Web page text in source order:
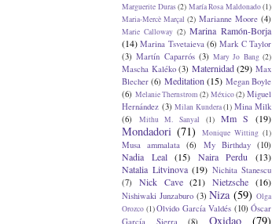
Marguerite Duras(2) María Rosa Maldonado(1)
Maria-Mercè Marçal (2) Marianne Moore (4)
Marie Calloway (2) Marina Ramón-Borja
(14) Marina Tsvetaieva (6) Mark C Taylor
(3) Martín Caparrós (3) Mary Jo Bang (2)
Mascha Kaléko (3) Maternidad (29) Max
Blecher (6) Meditation (15) Megan Boyle
(6) Melanie Thernstrom (2) México (2) Miguel
Hernández (3) Milan Kundera(1) Mina Milk
(6)
Mithu M. Sanyal (1) Mm S (19)
Mondadori (71) Monique Witting (1)
Musa ammalata (6) My Birthday (10)
Nadia Leal (15) Naira Perdu
(13)
Natalia Litvinova (19) Nichita Stanescu
(7)
Nick Cave (21) Nietzsche (16)
Nishiwaki Junzaburo (3) Niza (59) Olga
Orozco (1)Olvido García Valdés (10) Óscar
García Sierra
(8) Oxidao
(79)